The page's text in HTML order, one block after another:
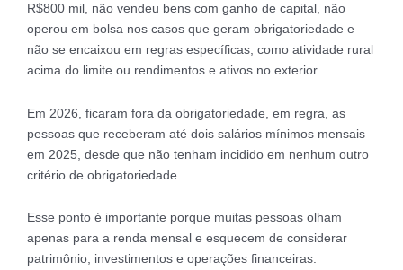
R$800 mil, não vendeu bens com ganho de capital, não
operou em bolsa nos casos que geram obrigatoriedade e
não se encaixou em regras específicas, como atividade rural
acima do limite ou rendimentos e ativos no exterior.
Em 2026, ficaram fora da obrigatoriedade, em regra, as
pessoas que receberam até dois salários mínimos mensais
em 2025, desde que não tenham incidido em nenhum outro
critério de obrigatoriedade.
Esse ponto é importante porque muitas pessoas olham
apenas para a renda mensal e esquecem de considerar
patrimônio, investimentos e operações financeiras.